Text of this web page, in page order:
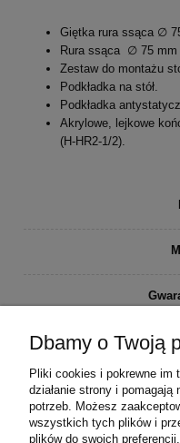
Giętka rura ssąca ∅
Rura ssąca ∅ 75 mm
Zestaw do montażu
Podkładka na stół.
Podkładka
Akrylowe, lejkowe
(H-HR2-1/2).
Dbamy o Twoją
Pliki cookies i pokrewne im
działanie strony i
potrzeb. Możesz
wszystkich tych plików i
plików do swoich